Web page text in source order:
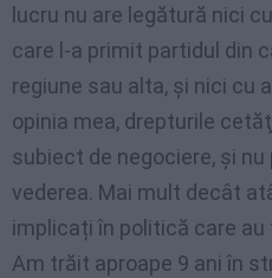
lucru nu are legătură nici
care l-a primit partidul din
regiune sau alta, şi nici cu
opinia mea, drepturile
subiect de negociere, şi
vederea. Mai mult decât
implicați în politică care
Am trăit aproape 9 ani în